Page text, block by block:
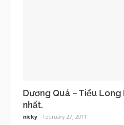
Dương Quá – Tiểu Long
nhất.
nicky February 27, 2011